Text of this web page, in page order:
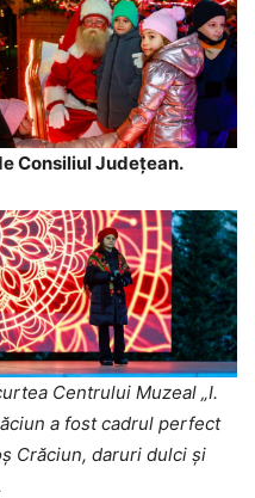
Consiliul Județean.
Centrului Muzeal „I.
a fost cadrul perfect
Crăciun, daruri dulci și